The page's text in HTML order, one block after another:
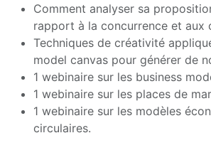
Comment analyser sa
rapport à la concurrence et aux
Techniques de créativité
model canvas pour générer de
1 webinaire sur les business
1 webinaire sur les places de
1 webinaire sur les modèles
circulaires.